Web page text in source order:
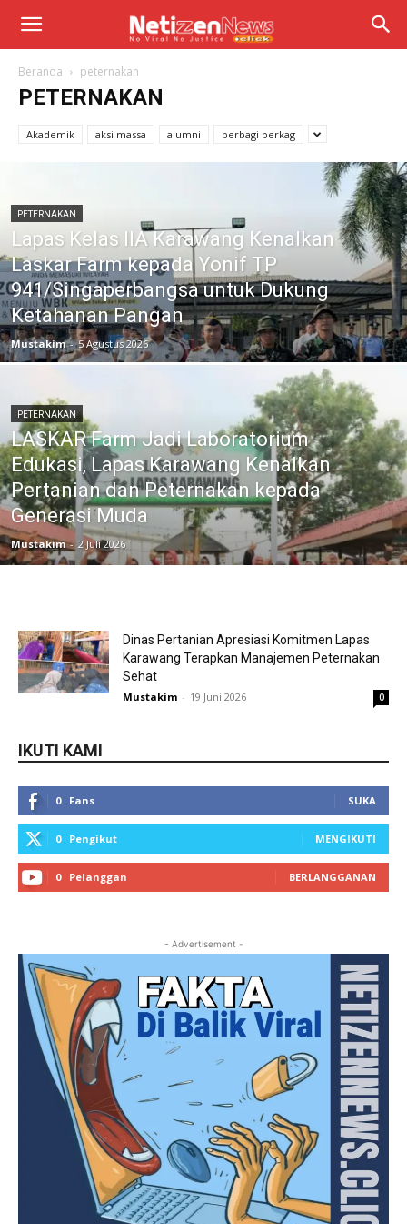
Beranda peternakan
PETERNAKAN
Akademik aksi massa alumni berbagi berkag
PETERNAKAN
Lapas Kelas IIA Karawang Kenalkan
Laskar Farm kepada Yonif TP
941/Singaperbangsa untuk Dukung
Ketahanan Pangan
Mustakim - 5 Agustus 2026
PETERNAKAN
LASKAR Farm Jadi Laboratorium
Edukasi, Lapas Karawang Kenalkan
Pertanian dan Peternakan kepada
Generasi Muda
Mustakim - 2 Juli 2026
Dinas Pertanian Apresiasi Komitmen Lapas
Karawang Terapkan Manajemen Peternakan
Sehat
Mustakim - 19 Juni 2026 0
IKUTI KAMI
0 Fans SUKA
0 Pengikut MENGIKUTI
0 Pelanggan BERLANGGANAN
- Advertisement -